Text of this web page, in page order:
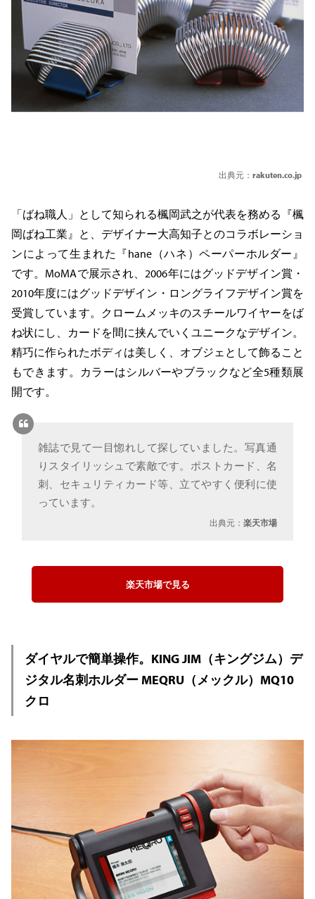
出典元： rakuten.co.jp
「ばね職人」として知られる楓岡武之が代表を務める『楓
岡ばね工業』と、デザイナー大高知子とのコラボレーショ
ンによって生まれた『hane（ハネ）ペーパーホルダー』
です。MoMAで展示され、2006年にはグッドデザイン賞・
2010年度にはグッドデザイン・ロングライフデザイン賞を
受賞しています。クロームメッキのスチールワイヤーをば
ね状にし、カードを間に挟んでいくユニークなデザイン。
精巧に作られたボディは美しく、オブジェとして飾ること
もできます。カラーはシルバーやブラックなど全5種類展
開です。
雑誌で見て一目惚れして探していました。写真通
りスタイリッシュで素敵です。ポストカード、名
刺、セキュリティカード等、立てやすく便利に使
っています。
出典元：楽天市場
楽天市場で見る
ダイヤルで簡単操作。KING JIM（キングジム）デ
ジタル名刺ホルダー MEQRU（メックル）MQ10
クロ